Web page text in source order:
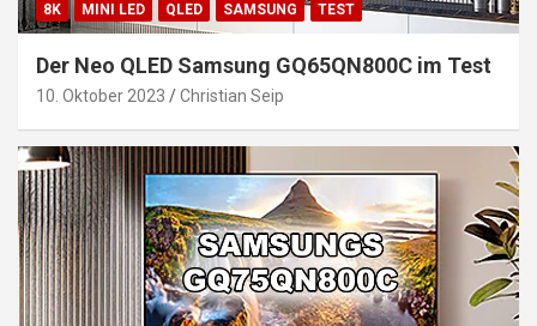
8K MINI LED QLED SAMSUNG TEST
Der Neo QLED Samsung GQ65QN800C im Test
10. Oktober 2023 Christian Seip